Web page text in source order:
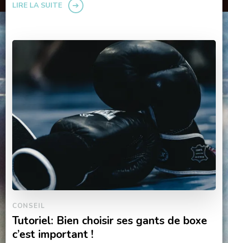
LIRE LA SUITE
CONSEIL
Tutoriel: Bien choisir ses gants de boxe
c’est important !